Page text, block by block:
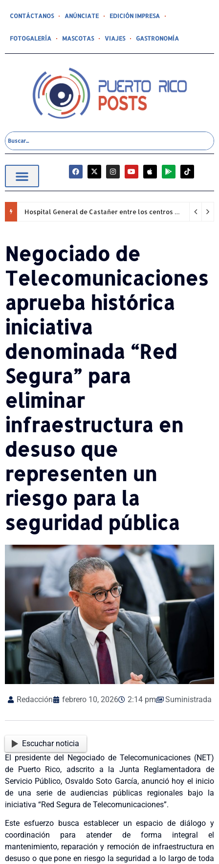
CONTÁCTANOS ANÚNCIATE EDICIÓN IMPRESA
FOTOGALERÍA MASCOTAS VIAJES GASTRONOMÍA
Hospital General de Castañer entre los centros de salud comunitarios con mejor desempeño clínico de Estados Unidos
Negociado de
Telecomunicaciones
aprueba histórica
iniciativa
denominada “Red
Segura” para
eliminar
infraestructura en
desuso que
representen un
riesgo para la
seguridad pública
Redacción febrero 10, 2026 2:14 pm Suministrada
Escuchar noticia
El presidente del Negociado de Telecomunicaciones (NET)
de Puerto Rico, adscrito a la Junta Reglamentadora de
Servicio Público, Osvaldo Soto García, anunció hoy el inicio
de una serie de audiencias públicas regionales bajo la
iniciativa “Red Segura de Telecomunicaciones”.
Este esfuerzo busca establecer un espacio de diálogo y
coordinación para atender de forma integral el
mantenimiento, reparación y remoción de infraestructura en
desuso o que pone en riesgo la seguridad a lo largo de toda